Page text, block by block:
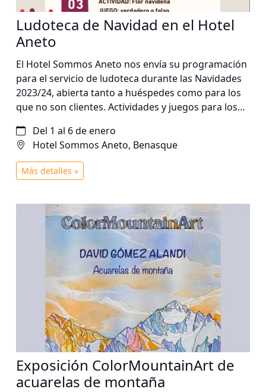
Ludoteca de Navidad en el Hotel
Aneto
El Hotel Sommos Aneto nos envía su programación
para el servicio de ludoteca durante las Navidades
2023/24, abierta tanto a huéspedes como para los
que no son clientes. Actividades y juegos para los
Consultar los detalles en la imagen adjunta.
Del 1 al 6 de enero
Hotel Sommos Aneto, Benasque
Más detalles »
Exposición ColorMountainArt de
acuarelas de montaña